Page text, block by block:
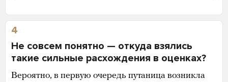
4
Не совсем понятно — откуда взялись
такие сильные расхождения в оценках?
Вероятно, в первую очередь путаница возникла